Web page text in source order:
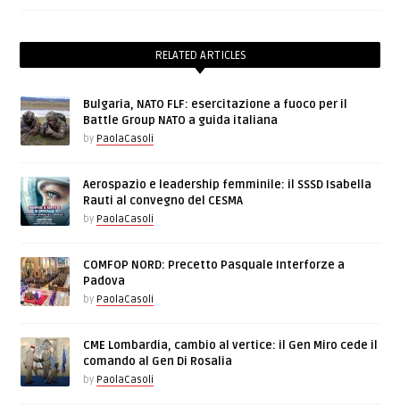
RELATED ARTICLES
Bulgaria, NATO FLF: esercitazione a fuoco per il
Battle Group NATO a guida italiana
by PaolaCasoli
Aerospazio e leadership femminile: il SSSD Isabella
Rauti al convegno del CESMA
by PaolaCasoli
COMFOP NORD: Precetto Pasquale Interforze a
Padova
by PaolaCasoli
CME Lombardia, cambio al vertice: il Gen Miro cede il
comando al Gen Di Rosalia
by PaolaCasoli